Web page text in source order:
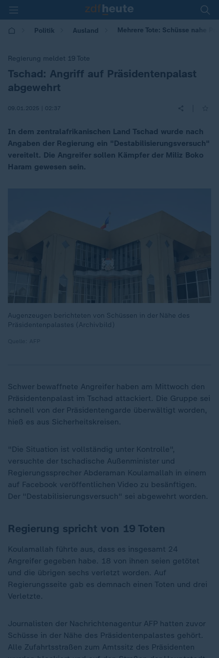
Politik Ausland Mehrere Tote: Schüsse nahe
Regierung meldet 19 Tote
:
Tschad: Angriff auf Präsidentenpalast
abgewehrt
09.01.2025 | 02:37
In dem zentralafrikanischen Land Tschad wurde nach
Angaben der Regierung ein "Destabilisierungsversuch"
vereitelt. Die Angreifer sollen Kämpfer der Miliz Boko
Haram gewesen sein.
Augenzeugen berichteten von Schüssen in der Nähe des
Präsidentenpalastes (Archivbild)
Schwer bewaffnete Angreifer haben am Mittwoch den
Präsidentenpalast im Tschad attackiert. Die Gruppe sei
schnell von der Präsidentengarde überwältigt worden,
hieß es aus Sicherheitskreisen.
"Die Situation ist vollständig unter Kontrolle",
versuchte der tschadische Außenminister und
Regierungssprecher Abderaman Koulamallah in einem
auf Facebook veröffentlichen Video zu besänftigen.
Der "Destabilisierungsversuch" sei abgewehrt worden.
Regierung spricht von 19 Toten
Koulamallah führte aus, dass es insgesamt 24
Angreifer gegeben habe. 18 von ihnen seien getötet
und die übrigen sechs verletzt worden. Auf
Regierungsseite gab es demnach einen Toten und drei
Verletzte.
Journalisten der Nachrichtenagentur AFP hatten zuvor
Schüsse in der Nähe des Präsidentenpalastes gehört.
Alle Zufahrtsstraßen zum Amtssitz des Präsidenten